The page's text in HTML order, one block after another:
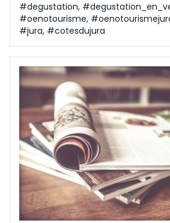
#degustation,
#oenotourisme,
#jura, #cotesdujura